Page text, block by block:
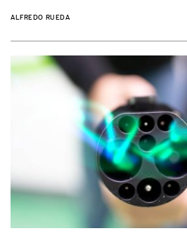
ALFREDO RUEDA